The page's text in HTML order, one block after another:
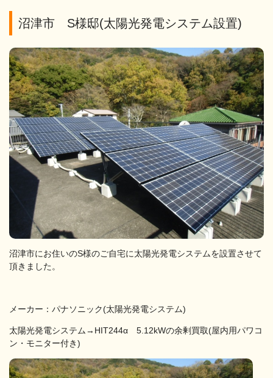
沼津市 S様邸(太陽光発電システム設置)
沼津市にお住いのS様のご自宅に太陽光発電システムを設置させて
頂きました。
メーカー：パナソニック(太陽光発電システム)
太陽光発電システム→HIT244α 5.12kWの余剰買取(屋内用パワコ
ン・モニター付き)